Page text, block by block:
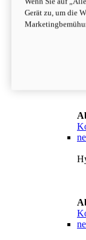
Gerät zu, um die